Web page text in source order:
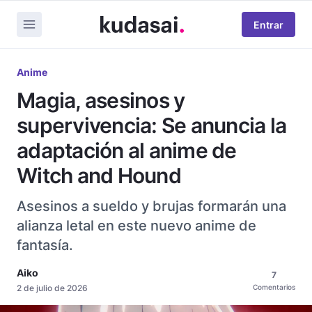
Entrar
Anime
Magia, asesinos y
supervivencia: Se anuncia la
adaptación al anime de
Witch and Hound
Asesinos a sueldo y brujas formarán una
alianza letal en este nuevo anime de
fantasía.
Aiko
2 de julio de 2026
7
Comentarios